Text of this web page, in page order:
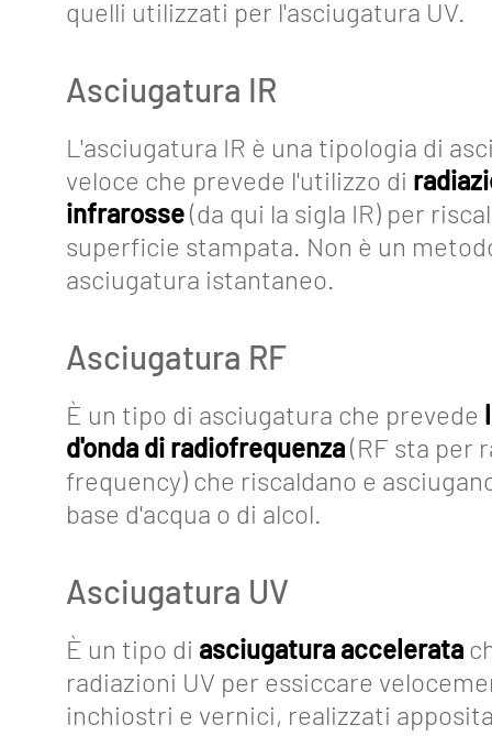
Glossario
con
noi
Mediakit
Contatti
quelli utilizzati per l'asciugatura UV.
Asciugatura IR
L'asciugatura IR è una tipologia di
veloce che prevede l'utilizzo di
infrarosse (da qui la sigla IR) per
superficie stampata. Non è un
asciugatura istantaneo.
Asciugatura RF
È un tipo di asciugatura che prevede
d'onda di radiofrequenza (RF sta per
frequency) che riscaldano e
base d'acqua o di alcol.
Asciugatura UV
È un tipo di asciugatura accelerata
radiazioni UV per essiccare
inchiostri e vernici, realizzati